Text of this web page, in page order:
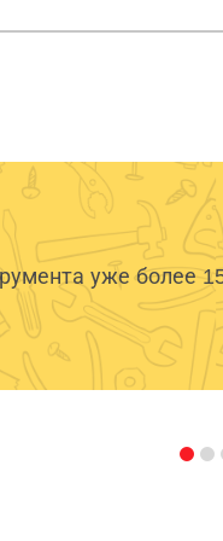
уже более